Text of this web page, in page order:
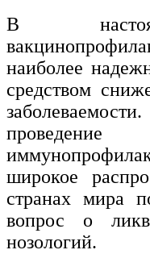
Управление
Допуски
В
наиболее
средством
широкое
странах мира
вопрос о
нозологий.